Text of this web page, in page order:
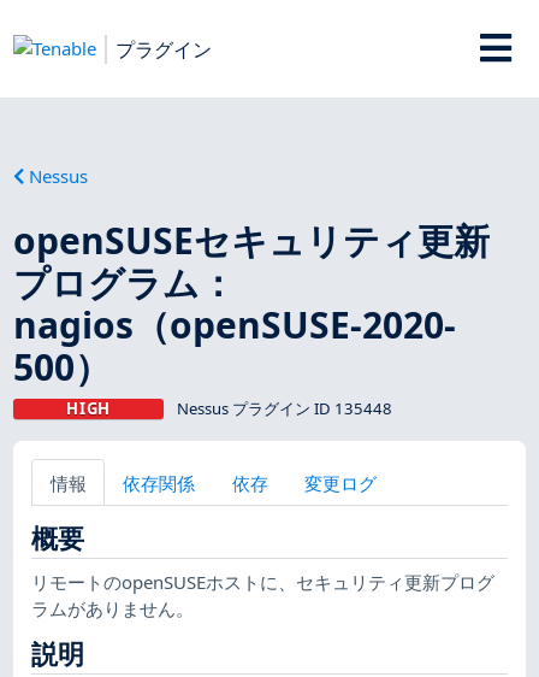
プラグイン
Nessus
openSUSEセキュリティ更新
プログラム：
nagios（openSUSE-2020-
500）
HIGH Nessus プラグイン ID 135448
情報 依存関係 依存 変更ログ
概要
リモートのopenSUSEホストに、セキュリティ更新プログ
ラムがありません。
説明